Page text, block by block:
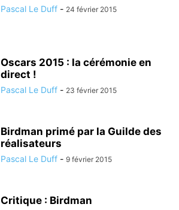
Pascal Le Duff - 24 février 2015
Oscars 2015 : la cérémonie en
direct !
Pascal Le Duff - 23 février 2015
Birdman primé par la Guilde des
réalisateurs
Pascal Le Duff - 9 février 2015
Critique : Birdman